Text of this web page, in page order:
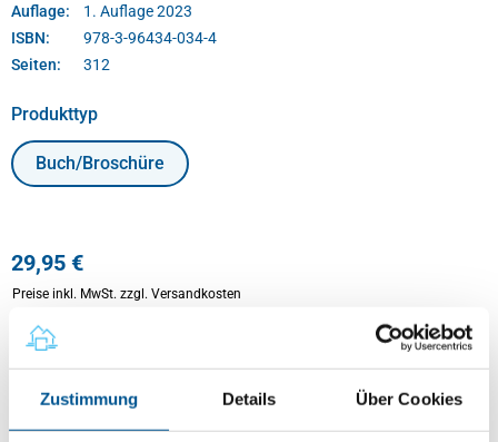
Zustimmung Details Über Cookies
Auflage:
1. Auflage 2023
ISBN:
978-3-96434-034-4
Seiten:
312
Produkttypauswählen
Buch/Broschüre
29,95 €
Preise inkl. MwSt. zzgl. Versandkosten
Produkt Anzahl: Gib den gewünschten Wert ein oder benutze die Schaltflächen
Sofort verfügbar, Lieferzeit: 2-5 Tage